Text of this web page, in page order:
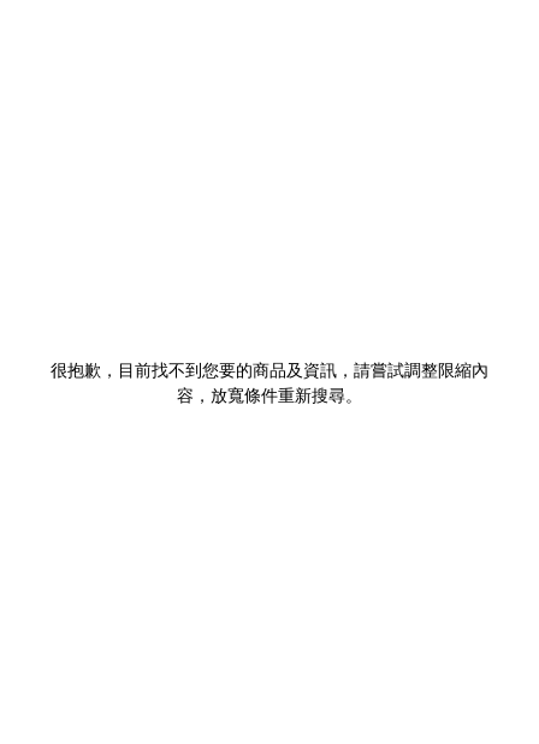
很抱歉，目前找不到您要的商品及資訊，請嘗試調整限縮內
容，放寬條件重新搜尋。